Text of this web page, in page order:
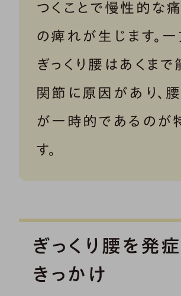
つくことで慢性的な
の痺れが生じます。一
ぎっくり腰はあくまで
関節に原因があり、
が一時的であるのが
す。
ぎっくり腰を発
きっかけ